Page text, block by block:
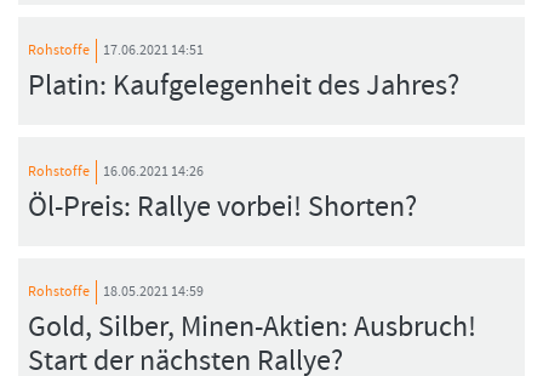
Rohstoffe 17.06.2021 14:51
Platin: Kaufgelegenheit des Jahres?
Rohstoffe 16.06.2021 14:26
Öl-Preis: Rallye vorbei! Shorten?
Rohstoffe 18.05.2021 14:59
Gold, Silber, Minen-Aktien: Ausbruch!
Start der nächsten Rallye?